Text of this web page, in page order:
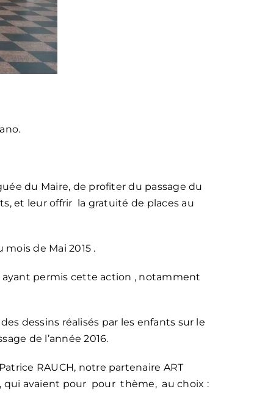
du Maire, de profiter du passage du
et leur offrir la gratuité de places au
de Mai 2015 .
ayant permis cette action , notamment
dessins réalisés par les enfants sur le
de l’année 2016.
RAUCH, notre partenaire ART
qui avaient pour pour thème, au choix :